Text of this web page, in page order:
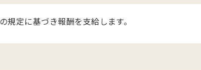
規定に基づき報酬を支給します。